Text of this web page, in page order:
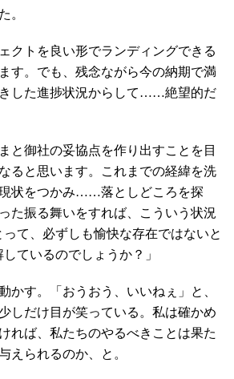
。
クトを良い形でランディングできる
す。でも、残念ながら今の納期で満
した進捗状況からして……絶望的だ
と御社の妥協点を作り出すことを目
ると思います。これまでの経緯を洗
状をつかみ……落としどころを探
た振る舞いをすれば、こういう状況
て、必ずしも愉快な存在ではないと
ているのでしょうか？」
かす。「おうおう、いいねぇ」と、
しだけ目が笑っている。私は確かめ
れば、私たちのやるべきことは果た
えられるのか、と。